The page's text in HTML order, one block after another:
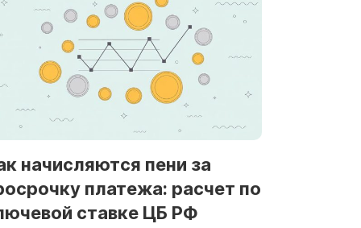
начисляются пени за
платежа: расчет по
ставке ЦБ РФ